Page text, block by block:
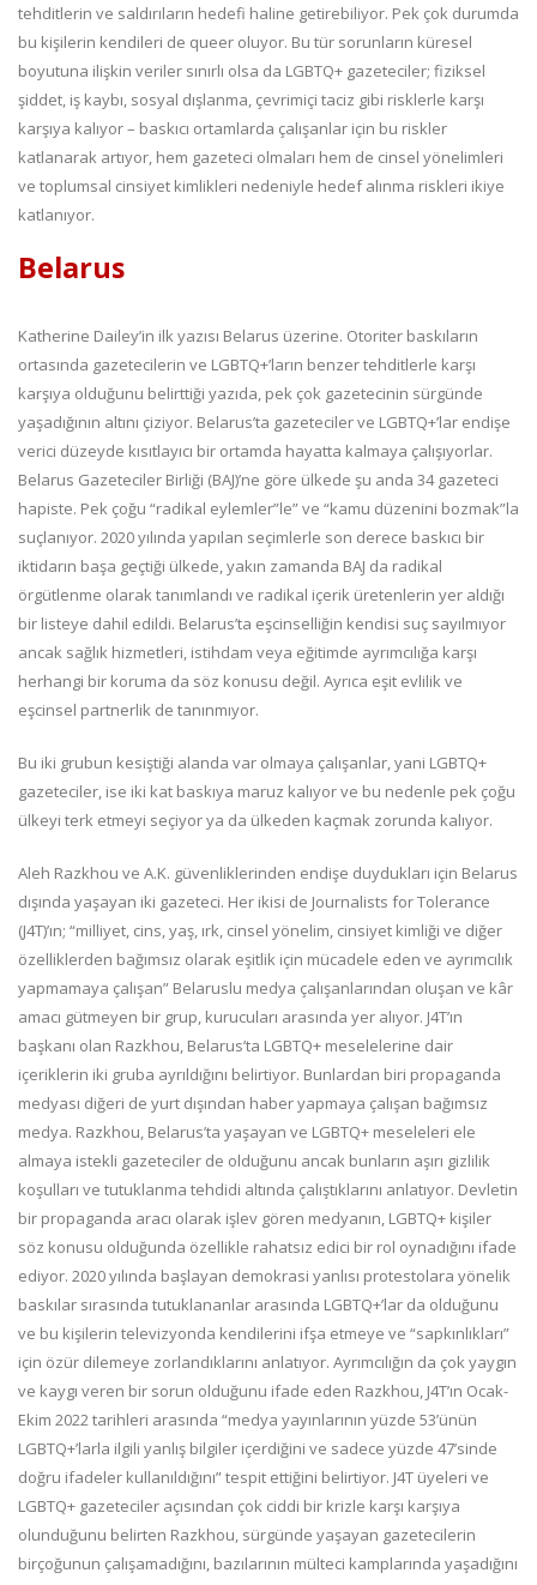
tehditlerin ve saldırıların hedefi haline getirebiliyor. Pek çok durumda
bu kişilerin kendileri de queer oluyor. Bu tür sorunların küresel
boyutuna ilişkin veriler sınırlı olsa da LGBTQ+ gazeteciler; fiziksel
şiddet, iş kaybı, sosyal dışlanma, çevrimiçi taciz gibi risklerle karşı
karşıya kalıyor – baskıcı ortamlarda çalışanlar için bu riskler
katlanarak artıyor, hem gazeteci olmaları hem de cinsel yönelimleri
ve toplumsal cinsiyet kimlikleri nedeniyle hedef alınma riskleri ikiye
katlanıyor.
Belarus
Katherine Dailey’in ilk yazısı Belarus üzerine. Otoriter baskıların
ortasında gazetecilerin ve LGBTQ+’ların benzer tehditlerle karşı
karşıya olduğunu belirttiği yazıda, pek çok gazetecinin sürgünde
yaşadığının altını çiziyor. Belarus’ta gazeteciler ve LGBTQ+’lar endişe
verici düzeyde kısıtlayıcı bir ortamda hayatta kalmaya çalışıyorlar.
Belarus Gazeteciler Birliği (BAJ)’ne göre ülkede şu anda 34 gazeteci
hapiste. Pek çoğu “radikal eylemler”le” ve “kamu düzenini bozmak”la
suçlanıyor. 2020 yılında yapılan seçimlerle son derece baskıcı bir
iktidarın başa geçtiği ülkede, yakın zamanda BAJ da radikal
örgütlenme olarak tanımlandı ve radikal içerik üretenlerin yer aldığı
bir listeye dahil edildi. Belarus’ta eşcinselliğin kendisi suç sayılmıyor
ancak sağlık hizmetleri, istihdam veya eğitimde ayrımcılığa karşı
herhangi bir koruma da söz konusu değil. Ayrıca eşit evlilik ve
eşcinsel partnerlik de tanınmıyor.
Bu iki grubun kesiştiği alanda var olmaya çalışanlar, yani LGBTQ+
gazeteciler, ise iki kat baskıya maruz kalıyor ve bu nedenle pek çoğu
ülkeyi terk etmeyi seçiyor ya da ülkeden kaçmak zorunda kalıyor.
Aleh Razkhou ve A.K. güvenliklerinden endişe duydukları için Belarus
dışında yaşayan iki gazeteci. Her ikisi de Journalists for Tolerance
(J4T)’ın; “milliyet, cins, yaş, ırk, cinsel yönelim, cinsiyet kimliği ve diğer
özelliklerden bağımsız olarak eşitlik için mücadele eden ve ayrımcılık
yapmamaya çalışan” Belaruslu medya çalışanlarından oluşan ve kâr
amacı gütmeyen bir grup, kurucuları arasında yer alıyor. J4T’ın
başkanı olan Razkhou, Belarus’ta LGBTQ+ meselelerine dair
içeriklerin iki gruba ayrıldığını belirtiyor. Bunlardan biri propaganda
medyası diğeri de yurt dışından haber yapmaya çalışan bağımsız
medya. Razkhou, Belarus’ta yaşayan ve LGBTQ+ meseleleri ele
almaya istekli gazeteciler de olduğunu ancak bunların aşırı gizlilik
koşulları ve tutuklanma tehdidi altında çalıştıklarını anlatıyor. Devletin
bir propaganda aracı olarak işlev gören medyanın, LGBTQ+ kişiler
söz konusu olduğunda özellikle rahatsız edici bir rol oynadığını ifade
ediyor. 2020 yılında başlayan demokrasi yanlısı protestolara yönelik
baskılar sırasında tutuklananlar arasında LGBTQ+’lar da olduğunu
ve bu kişilerin televizyonda kendilerini ifşa etmeye ve “sapkınlıkları”
için özür dilemeye zorlandıklarını anlatıyor. Ayrımcılığın da çok yaygın
ve kaygı veren bir sorun olduğunu ifade eden Razkhou, J4T’ın Ocak-
Ekim 2022 tarihleri arasında “medya yayınlarının yüzde 53’ünün
LGBTQ+’larla ilgili yanlış bilgiler içerdiğini ve sadece yüzde 47’sinde
doğru ifadeler kullanıldığını” tespit ettiğini belirtiyor. J4T üyeleri ve
LGBTQ+ gazeteciler açısından çok ciddi bir krizle karşı karşıya
olunduğunu belirten Razkhou, sürgünde yaşayan gazetecilerin
birçoğunun çalışamadığını, bazılarının mülteci kamplarında yaşadığını